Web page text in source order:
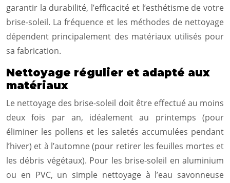
garantir la durabilité, l’efficacité et l’esthétisme de votre
brise-soleil. La fréquence et les méthodes de nettoyage
dépendent principalement des matériaux utilisés pour
sa fabrication.
Nettoyage régulier et adapté aux
matériaux
Le nettoyage des brise-soleil doit être effectué au moins
deux fois par an, idéalement au printemps (pour
éliminer les pollens et les saletés accumulées pendant
l’hiver) et à l’automne (pour retirer les feuilles mortes et
les débris végétaux). Pour les brise-soleil en aluminium
ou en PVC, un simple nettoyage à l’eau savonneuse